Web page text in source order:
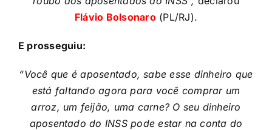
Flávio Bolsonaro(PL/RJ).
E prosseguiu:
“Você que é aposentado, sabe esse dinheiro que
está faltando agora para você comprar um
arroz, um feijão, uma carne? O seu dinheiro
aposentado do INSS pode estar na conta do